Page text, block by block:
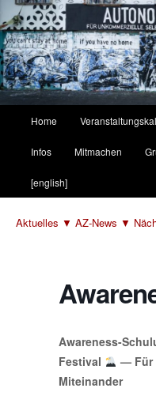
Zum
primären
Inhalt
springen
Zum
sekundären
Inhalt
springen
Home
Infos Mitmachen
[english]
Aktuelles ▼ AZ-News ▼
Awareness-
Festival
— Für
Miteinander